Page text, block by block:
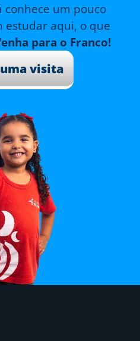
conhece um pouco
estudar aqui, o que
para o Franco!
visita